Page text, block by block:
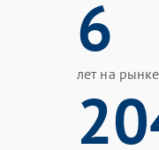
6
лет на рынке